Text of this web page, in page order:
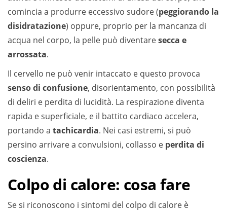
comincia a produrre eccessivo sudore (peggiorando la
disidratazione) oppure, proprio per la mancanza di
acqua nel corpo, la pelle può diventaresecca e
arrossata.
Il cervello ne può venir intaccato e questo provoca
senso di confusione, disorientamento, con possibilità
di deliri e perdita di lucidità. La respirazione diventa
rapida e superficiale, e il battito cardiaco accelera,
portando a tachicardia. Nei casi estremi, si può
persino arrivare a convulsioni, collasso e perdita di
coscienza.
Colpo di calore: cosa fare
Se si riconoscono i sintomi del colpo di calore è